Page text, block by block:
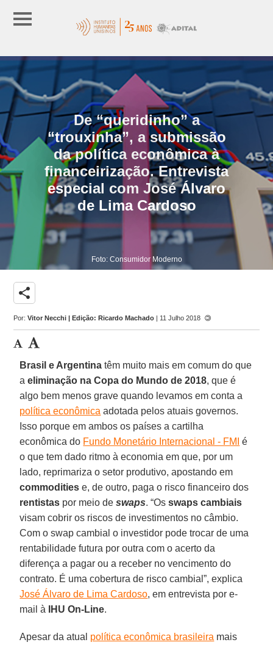
De “queridinho” a
“trouxinha”, a submissão
da política econômica à
financeirização. Entrevista
especial com José Álvaro
de Lima Cardoso
Foto: Consumidor Moderno
share
Por:Vitor Necchi | Edição: Ricardo Machado | 11 Julho 2018
Brasil e Argentina têm muito mais em comum do que
aeliminação na Copa do Mundo de 2018, que é
algo bem menos grave quando levamos em conta a
política econômica adotada pelos atuais governos.
Isso porque em ambos os países a cartilha
econômica do Fundo Monetário Internacional - FMI é
o que tem dado ritmo à economia em que, por um
lado, reprimariza o setor produtivo, apostando em
commodities e, de outro, paga o risco financeiro dos
rentistas por meio deswaps. “Osswaps cambiais
visam cobrir os riscos de investimentos no câmbio.
Com o swap cambial o investidor pode trocar de uma
rentabilidade futura por outra com o acerto da
diferença a pagar ou a receber no vencimento do
contrato. É uma cobertura de risco cambial”, explica
José Álvaro de Lima Cardoso, em entrevista por e-
mail à
IHU On-Line.
Apesar da atual política econômica brasileira mais